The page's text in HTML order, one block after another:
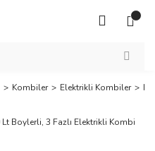
Kombiler Elektrikli Kombiler